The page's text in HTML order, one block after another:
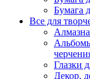
Бумага
Все для
Глазки
Декор,